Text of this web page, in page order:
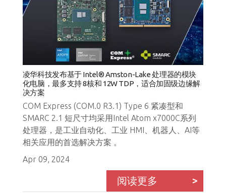
凌华科技发布基于 Intel® Amston-Lake 处理器的模块
化电脑，最多支持 8核和 12W TDP，适合加固级边缘解
决方案
COM Express (COM.0 R3.1) Type 6 紧凑型和
SMARC 2.1 短尺寸均采用Intel Atom x7000C系列
处理器，是工业自动化、工业 HMI、机器人、AI等
相关应用的首选解决方案 。
Apr 09, 2024
阅读更多